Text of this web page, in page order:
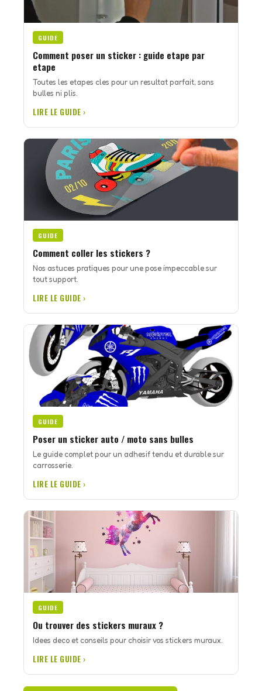
GUIDE
Comment poser un sticker : guide etape par
etape
Toutes les etapes cles pour un resultat parfait, sans
bulles ni plis.
LIRE LE GUIDE ›
GUIDE
Comment coller les stickers ?
Nos astuces pratiques pour une pose impeccable sur
tout support.
LIRE LE GUIDE ›
GUIDE
Poser un sticker auto / moto sans bulles
Le guide complet pour un adhesif tendu et durable sur
carrosserie.
LIRE LE GUIDE ›
GUIDE
Ou trouver des stickers muraux ?
Idees deco et conseils pour choisir vos stickers muraux.
LIRE LE GUIDE ›